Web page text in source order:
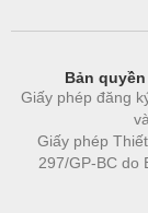
Bản
Giấy phép đăng
Giấy phép
297/GP-BC do